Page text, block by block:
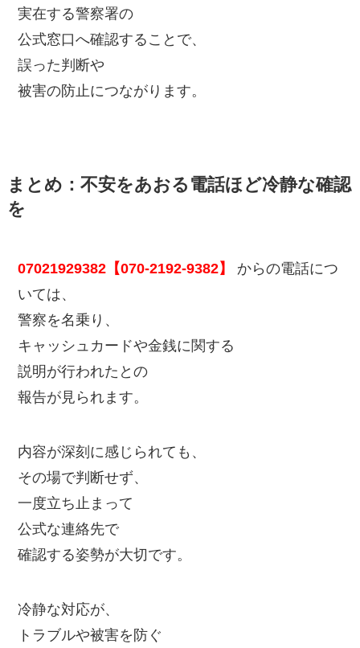
実在する警察署の
公式窓口へ確認することで、
誤った判断や
被害の防止につながります。
まとめ：不安をあおる電話ほど冷静な確認
を
07021929382【070-2192-9382】
からの電話につ
いては、
警察を名乗り、
キャッシュカードや金銭に関する
説明が行われたとの
報告が見られます。
内容が深刻に感じられても、
その場で判断せず、
一度立ち止まって
公式な連絡先で
確認する姿勢が大切です。
冷静な対応が、
トラブルや被害を防ぐ